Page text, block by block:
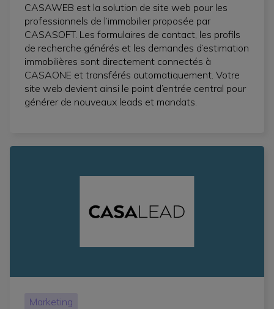
CASAWEB est la solution de site web pour les
professionnels de l’immobilier proposée par
CASASOFT. Les formulaires de contact, les profils
de recherche générés et les demandes d’estimation
immobilières sont directement connectés à
CASAONE et transférés automatiquement. Votre
site web devient ainsi le point d’entrée central pour
générer de nouveaux leads et mandats.
Marketing